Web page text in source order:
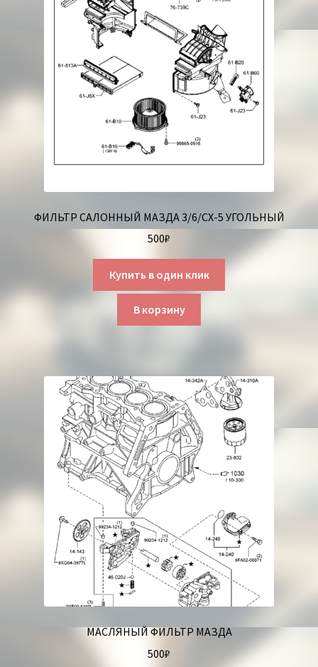
ФИЛЬТР САЛОННЫЙ МАЗДА 3/6/СХ-5 УГОЛЬНЫЙ
500₽
Купить в один клик
В корзину
МАСЛЯНЫЙ ФИЛЬТР МАЗДА
500₽